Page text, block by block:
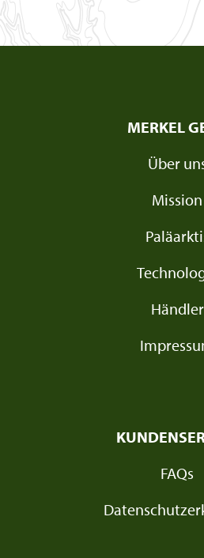
MERKEL
Über
Mission
Händler
FAQs